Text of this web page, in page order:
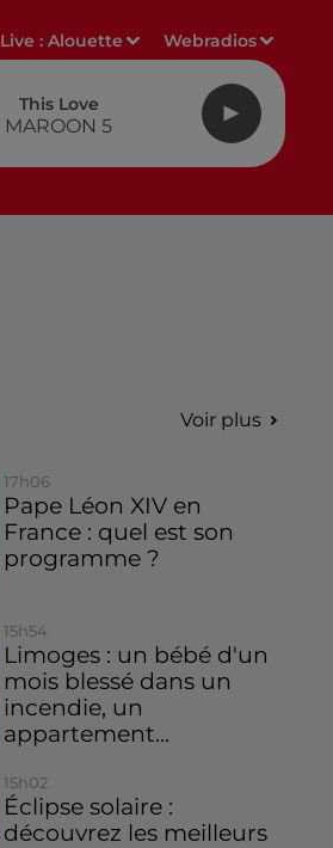
Live :Alouette Webradios
This Love
MAROON 5
Voir plus
17h06
Pape Léon XIV en
France : quel est son
programme ?
15h54
Limoges : un bébé d'un
mois blessé dans un
incendie, un
appartement...
15h02
Éclipse solaire :
découvrez les meilleurs